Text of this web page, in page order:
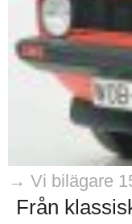
→ Vi bilägare
Från